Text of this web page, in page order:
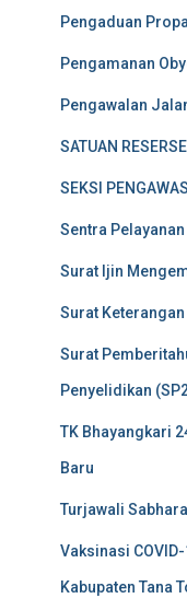
Pengaduan
Pengamanan
Pengawalan
SATUAN
SEKSI
Sentra
Surat Ijin
Surat
Surat
Penyelidikan
TK Bhayangkari
Baru
Turjawali Sabhara
Vaksinasi
Kabupaten Tana